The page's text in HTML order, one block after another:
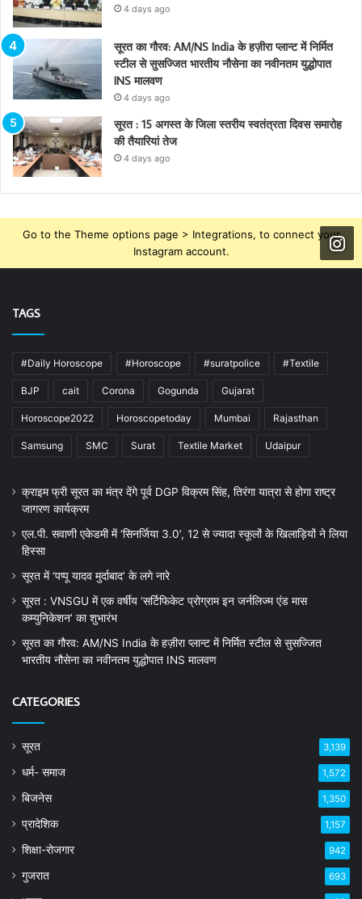
4 days ago
सूरत का गौरव: AM/NS India के हज़ीरा प्लान्ट में निर्मित
स्टील से सुसज्जित भारतीय नौसेना का नवीनतम युद्धोपात
INS मालवण
4 days ago
सूरत : 15 अगस्त के जिला स्तरीय स्वतंत्रता दिवस समारोह
की तैयारियां तेज
4 days ago
Go to the Theme options page > Integrations, to connect your
Instagram account.
TAGS
#Daily Horoscope #Horoscope #suratpolice #Textile
BJP cait Corona Gogunda Gujarat
Horoscope2022 Horoscopetoday Mumbai Rajasthan
Samsung SMC Surat Textile Market Udaipur
क्राइम फ्री सूरत का मंत्र देंगे पूर्व DGP विक्रम सिंह, तिरंगा यात्रा से होगा राष्ट्र
जागरण कार्यक्रम
एल.पी. सवाणी एकेडमी में ‘सिनर्जिया 3.0’, 12 से ज्यादा स्कूलों के खिलाड़ियों ने लिया
हिस्सा
सूरत में ‘पप्पू यादव मुर्दाबाद’ के लगे नारे
सूरत : VNSGU में एक वर्षीय ‘सर्टिफिकेट प्रोग्राम इन जर्नलिज्म एंड मास
कम्युनिकेशन’ का शुभारंभ
सूरत का गौरव: AM/NS India के हज़ीरा प्लान्ट में निर्मित स्टील से सुसज्जित
भारतीय नौसेना का नवीनतम युद्धोपात INS मालवण
CATEGORIES
सूरत 3,139
धर्म- समाज 1,572
बिजनेस 1,350
प्रादेशिक 1,157
शिक्षा-रोजगार 942
गुजरात 693